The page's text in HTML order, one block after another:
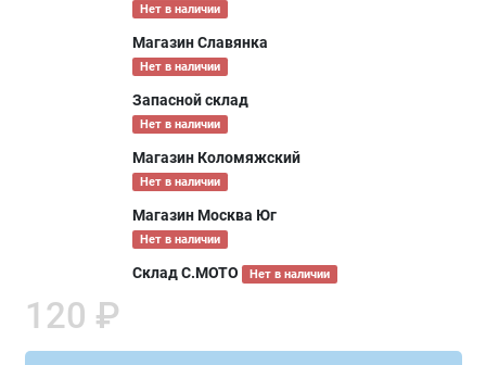
Нет в наличии
Магазин Славянка
Нет в наличии
Запасной склад
Нет в наличии
Магазин Коломяжский
Нет в наличии
Магазин Москва Юг
Нет в наличии
Склад С.МОТО Нет в наличии
120 ₽